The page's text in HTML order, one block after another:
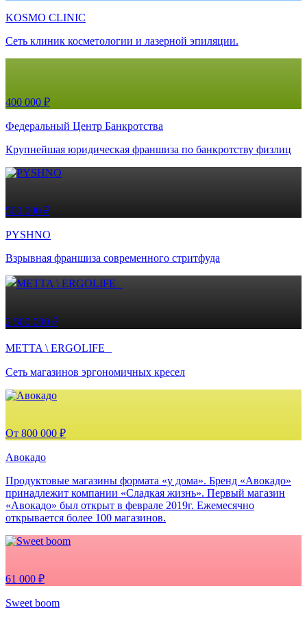
KOSMO CLINIC
Сеть клиник косметологии и лазерной эпиляции.
400 000 ₽
Федеральный Центр Банкротства
Крупнейшая юридическая франшиза по банкротству физлиц
500 000 ₽
PYSHNO
Взрывная франшиза современного стритфуда
2 500 000 ₽
METTA \ ERGOLIFE
Сеть магазинов эргономичных кресел
От 800 000 ₽
Авокадо
Продуктовые магазины формата «у дома». Бренд «Авокадо»
принадлежит компании «Сладкая жизнь». Первый магазин
«Авокадо» был открыт в феврале 2019г. Ежемесячно
открывается более 100 магазинов.
61 000 ₽
Sweet boom